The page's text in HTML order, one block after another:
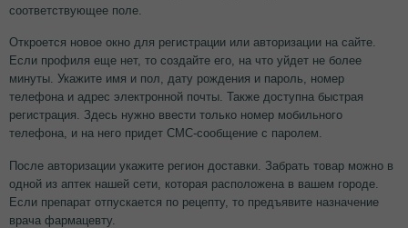
соответствующее поле.
Откроется новое окно для регистрации или авторизации на сайте.
Если профиля еще нет, то создайте его, на что уйдет не более
минуты. Укажите имя и пол, дату рождения и пароль, номер
телефона и адрес электронной почты. Также доступна быстрая
регистрация. Здесь нужно ввести только номер мобильного
телефона, и на него придет СМС-сообщение с паролем.
После авторизации укажите регион доставки. Забрать товар можно в
одной из аптек нашей сети, которая расположена в вашем городе.
Если препарат отпускается по рецепту, то предъявите назначение
врача фармацевту.